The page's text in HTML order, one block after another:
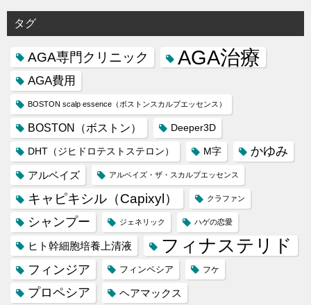
タグ
AGA専門クリニック AGA治療
AGA費用
BOSTON scalp essence（ボストンスカルプエッセンス）
BOSTON（ボストン） Deeper3D
DHT（ジヒドロテストステロン） M字 かゆみ
アルベイズ アルベイズ・ザ・スカルプエッセンス
キャピキシル（Capixyl） クラファン
シャンプー ジェネリック ハゲの恋愛
ヒト幹細胞培養上清液 フィナステリド
フィンジア フィンペシア フケ
プロペシア ヘアマックス